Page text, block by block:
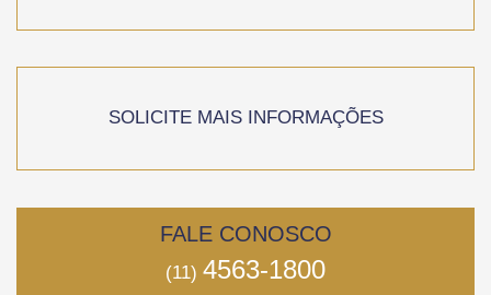
SOLICITE MAIS INFORMAÇÕES
FALE CONOSCO
(11) 4563-1800